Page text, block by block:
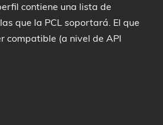
contiene una lista de
que la PCL soportará. El que
compatible (a nivel de API